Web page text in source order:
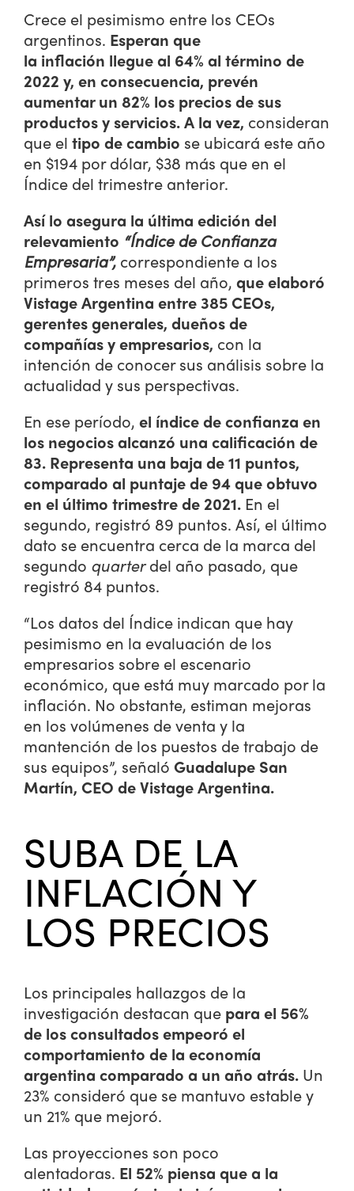
o
s
e
-
u
p
O
f
B
u
s
n
e
s
s
m
a
n
C
a
c
l
a
t
i
n
I
n
v
o
c
e
U
s
i
n
g
C
a
l
l
a
Crece el pesimismo entre los CEOs
argentinos. Esperan que
la inflación llegue al 64% al término de
2022 y, en consecuencia, prevén
aumentar un 82% los precios de sus
productos y servicios. A la vez, consideran
que el tipo de cambio se ubicará este año
en $194 por dólar, $38 más que en el
Índice del trimestre anterior.
Así lo asegura la última edición del
relevamiento “Índice de Confianza
Empresaria”, correspondiente a los
primeros tres meses del año, que elaboró
Vistage Argentina entre 385 CEOs,
gerentes generales, dueños de
compañías y empresarios, con la
intención de conocer sus análisis sobre la
actualidad y sus perspectivas.
En ese período, el índice de confianza en
los negocios alcanzó una calificación de
83. Representa una baja de 11 puntos,
comparado al puntaje de 94 que obtuvo
en el último trimestre de 2021. En el
segundo, registró 89 puntos. Así, el último
dato se encuentra cerca de la marca del
segundo quarterdel año pasado, que
registró 84 puntos.
“Los datos del Índice indican que hay
pesimismo en la evaluación de los
empresarios sobre el escenario
económico, que está muy marcado por la
inflación. No obstante, estiman mejoras
en los volúmenes de venta y la
mantención de los puestos de trabajo de
sus equipos”, señaló Guadalupe San
Martín, CEO de Vistage Argentina.
SUBA DE LA
INFLACIÓN Y
LOS PRECIOS
Los principales hallazgos de la
investigación destacan que para el 56%
de los consultados empeoró el
comportamiento de la economía
argentina comparado a un año atrás. Un
23% consideró que se mantuvo estable y
un 21% que mejoró.
Las proyecciones son poco
alentadoras. El 52% piensa que a la